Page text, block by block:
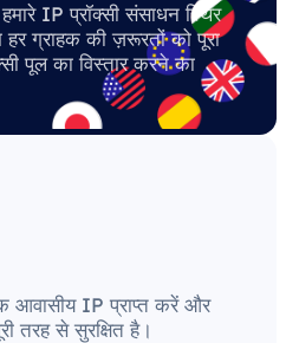
IP प्रॉक्सी संसाधन स्थिर
ग्राहक की ज़रूरतों को पूरा
पूल का विस्तार करने का
आवासीय IP प्राप्त करें और
तरह से सुरक्षित है।